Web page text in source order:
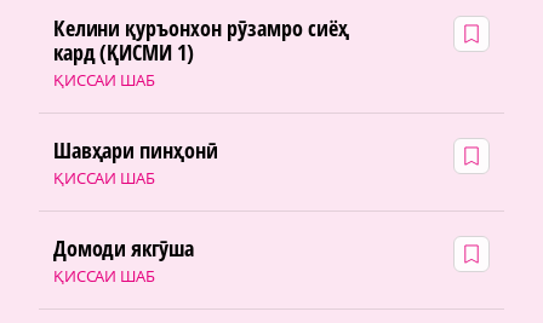
ҚИССАИ ШАБ
Келини қуръонхон рӯзамро сиёҳ
кард (ҚИСМИ 1)
ҚИССАИ ШАБ
Шавҳари пинҳонӣ
ҚИССАИ ШАБ
Домоди якгӯша